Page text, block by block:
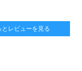
とレビューを見る